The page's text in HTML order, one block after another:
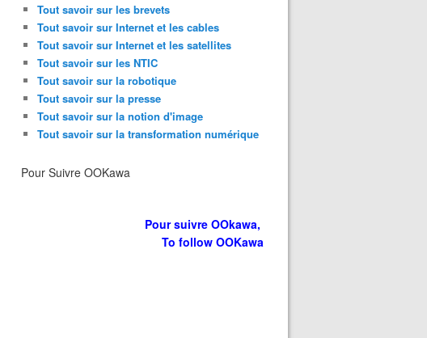
Tout savoir sur les brevets
Tout savoir sur Internet et les cables
Tout savoir sur Internet et les satellites
Tout savoir sur les NTIC
Tout savoir sur la robotique
Tout savoir sur la presse
Tout savoir sur la notion d'image
Tout savoir sur la transformation numérique
Pour Suivre OOKawa
Pour suivre OOkawa,
To follow OOKawa